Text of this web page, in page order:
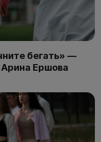
бегать» —
Ершова